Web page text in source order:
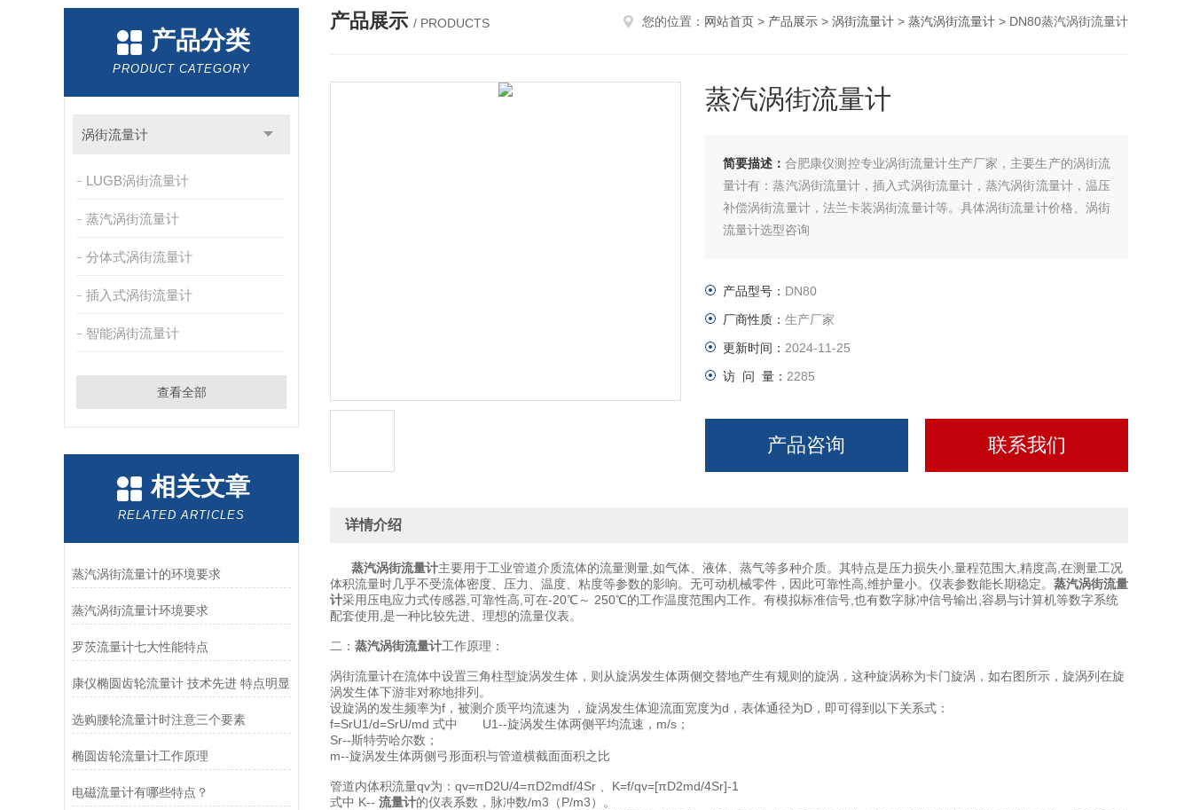
产品分类
PRODUCT CATEGORY
涡街流量计
LUGB涡街流量计
蒸汽涡街流量计
分体式涡街流量计
插入式涡街流量计
智能涡街流量计
查看全部
相关文章
RELATED ARTICLES
蒸汽涡街流量计的环境要求
蒸汽涡街流量计环境要求
罗茨流量计七大性能特点
康仪椭圆齿轮流量计 技术先进 特点明显
选购腰轮流量计时注意三个要素
椭圆齿轮流量计工作原理
电磁流量计有哪些特点？
产品展示 / PRODUCTS 您的位置： 网站首页 > 产品展示 > 涡街流量计 > 蒸汽涡街流量计 > DN80蒸汽涡街流量计
蒸汽涡街流量计
简要描述： 合肥康仪测控专业涡街流量计生产厂家，主要生产的涡街流
量计有：蒸汽涡街流量计，插入式涡街流量计，蒸汽涡街流量计，温压
补偿涡街流量计，法兰卡装涡街流量计等。具体涡街流量计价格、涡街
流量计选型咨询
产品型号： DN80
厂商性质： 生产厂家
更新时间： 2024-11-25
访 问 量： 2285
产品咨询 联系我们
详情介绍
蒸汽涡街流量计主要用于工业管道介质流体的流量测量,如气体、液体、蒸气等多种介质。其特点是压力损失小,量程范围大,精度高,在测量工况
体积流量时几乎不受流体密度、压力、温度、粘度等参数的影响。无可动机械零件，因此可靠性高,维护量小。仪表参数能长期稳定。 蒸汽涡街流量
计采用压电应力式传感器,可靠性高,可在-20℃～ 250℃的工作温度范围内工作。有模拟标准信号,也有数字脉冲信号输出,容易与计算机等数字系统
配套使用,是一种比较先进、理想的流量仪表。
二： 蒸汽涡街流量计工作原理：
涡街流量计在流体中设置三角柱型旋涡发生体，则从旋涡发生体两侧交替地产生有规则的旋涡，这种旋涡称为卡门旋涡，如右图所示，旋涡列在旋
涡发生体下游非对称地排列。
设旋涡的发生频率为f，被测介质平均流速为 ，旋涡发生体迎流面宽度为d，表体通径为D，即可得到以下关系式：
f=SrU1/d=SrU/md 式中 U1--旋涡发生体两侧平均流速，m/s；
Sr--斯特劳哈尔数；
m--旋涡发生体两侧弓形面积与管道横截面面积之比
管道内体积流量qv为：qv=πD2U/4=πD2mdf/4Sr 、K=f/qv=[πD2md/4Sr]-1
式中 K-- 流量计的仪表系数，脉冲数/m3（P/m3）。